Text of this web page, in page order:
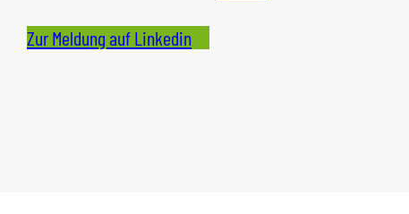
Zur Meldung auf Linkedin